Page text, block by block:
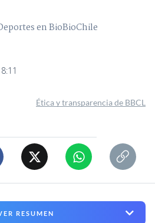
en BioBioChile
Ética y transparencia de BBCL
RESUMEN